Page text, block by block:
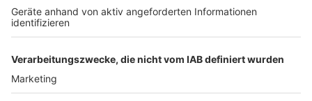
Hunde nicht vorstellbar.
Über 700 Pulheimer hatten den Bürgerantrag
unterschrieben.
Anzeige